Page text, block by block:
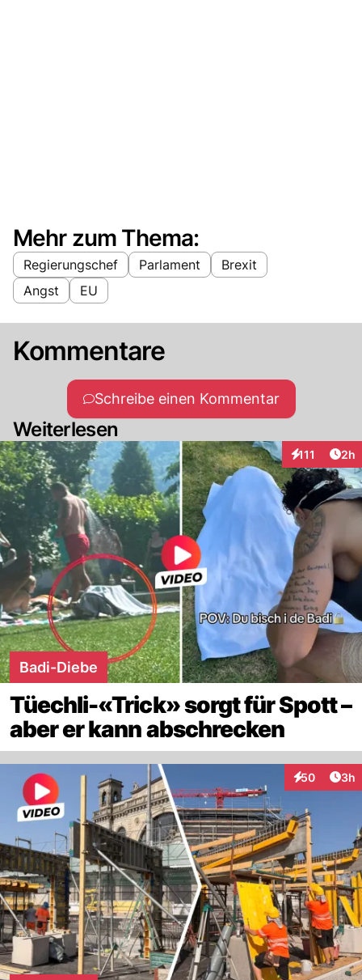
Mehr zum Thema:
Regierungschef Parlament
Brexit
Angst
EU
Kommentare
Schreibe einen Kommentar
Weiterlesen
111
Interaktionen
2h
Badi-Diebe
Tüechli-«Trick» sorgt für Spott –
aber er kann abschrecken
50
Interaktionen
3h